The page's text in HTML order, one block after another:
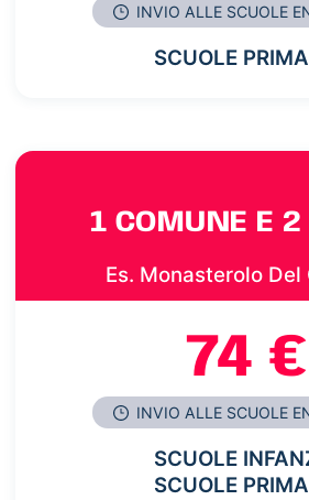
INVIO ALLE SCUOLE
SCUOLE
1 COMUNE E 2
Es. Monasterolo Del
74 €
INVIO ALLE SCUOLE
SCUOLE
SCUOLE